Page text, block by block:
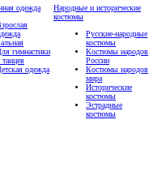
одежда
гимнастики
танцев
одежда
Народные и исторические
костюмы
Русские-народные
костюмы
Костюмы народов
России
Костюмы народов
мира
Исторические
костюмы
Эстрадные
костюмы